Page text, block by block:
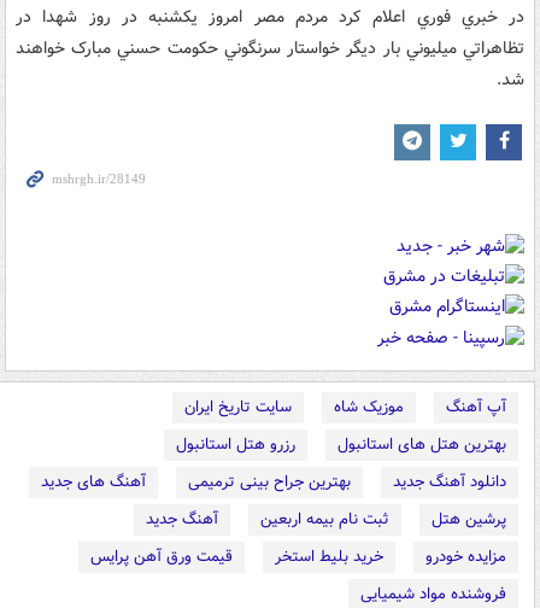
در خبري فوري اعلام کرد مردم مصر امروز يکشنبه در روز شهدا در
تظاهراتي ميليوني بار ديگر خواستار سرنگوني حکومت حسني مبارک خواهند
شد.
آپ آهنگ موزیک شاه
سایت تاریخ ایران
بهترین هتل های استانبول
رزرو هتل استانبول
دانلود آهنگ جدید
بهترین جراح بینی ترمیمی
آهنگ های جدید
پرشین هتل
ثبت نام بیمه اربعین
آهنگ جدید
مزایده خودرو
خرید بلیط استخر
قیمت ورق آهن پرایس
فروشنده مواد شیمیایی